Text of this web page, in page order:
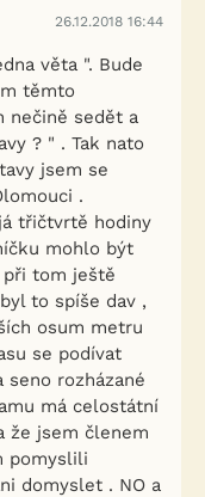
26.12.2018 16:44
věta ". Bude
těmto
nečině sedět a
? " . Tak nato
jsem se
.
třičtvrtě hodiny
mohlo být
při tom ještě
to spíše dav ,
osum metru
se podívat
rozházané
má celostátní
že jsem členem
pomyslili
domyslet . NO a